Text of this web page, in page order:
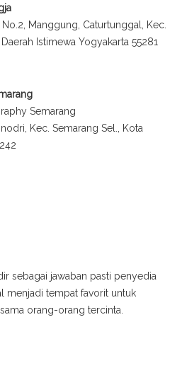
Manggung, Caturtunggal, Kec.
Istimewa Yogyakarta 55281
Semarang
Kec. Semarang Sel., Kota
sebagai jawaban pasti penyedia
menjadi tempat favorit untuk
orang-orang tercinta.